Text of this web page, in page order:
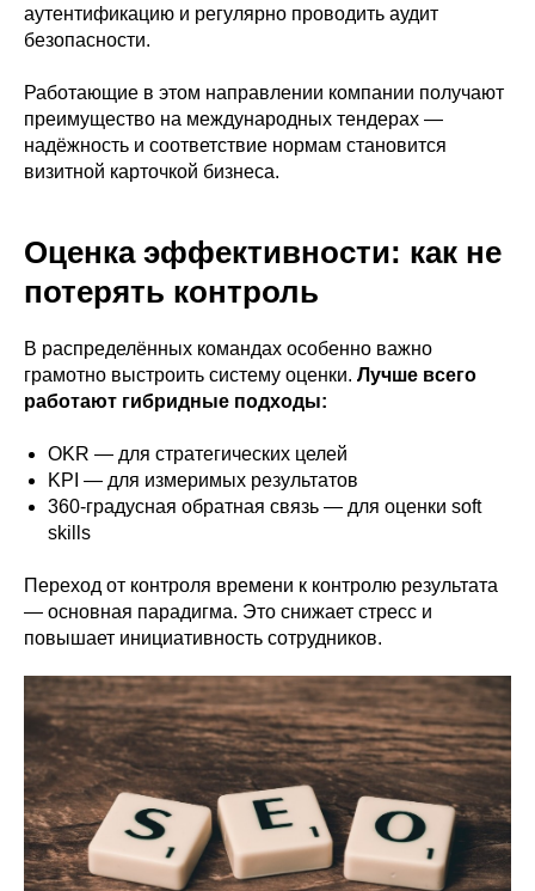
аутентификацию и регулярно проводить аудит
безопасности.
Работающие в этом направлении компании получают
преимущество на международных тендерах —
надёжность и соответствие нормам становится
визитной карточкой бизнеса.
Оценка эффективности: как не
потерять контроль
В распределённых командах особенно важно
грамотно выстроить систему оценки. Лучше всего
работают гибридные подходы:
OKR — для стратегических целей
KPI — для измеримых результатов
360-градусная обратная связь — для оценки soft
skills
Переход от контроля времени к контролю результата
— основная парадигма. Это снижает стресс и
повышает инициативность сотрудников.